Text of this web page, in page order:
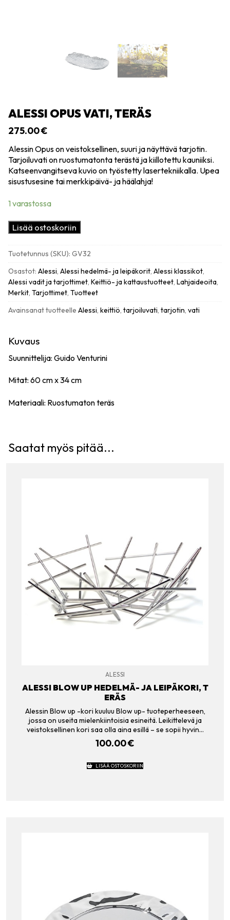
ALESSI OPUS VATI, TERÄS
275.00€
Alessin Opus on veistoksellinen, suuri ja näyttävä tarjotin.
Tarjoiluvati on ruostumatonta terästä ja kiillotettu kauniiksi.
Katseenvangitseva kuvio on työstetty lasertekniikalla. Upea
sisustusesine tai merkkipäivä- ja häälahja!
1 varastossa
Alessi
Opus
teräs
määrä
Lisää ostoskoriin
Tuotetunnus (SKU): GV32
Osastot: Alessi, Alessi hedelmä- ja leipäkorit, Alessi klassikot,
Alessi vadit ja tarjottimet, Keittiö- ja kattaustuotteet, Lahjaideoita,
Merkit, Tarjottimet, Tuotteet
Avainsanat tuotteelle Alessi, keittiö, tarjoiluvati, tarjotin, vati
Kuvaus
Suunnittelija: Guido Venturini
Mitat: 60 cm x 34 cm
Materiaali: Ruostumaton teräs
Saatat myös pitää...
ALESSI
ALESSI BLOW UP HEDELMÄ- JA LEIPÄKORI, T
ERÄS
Alessin Blow up -kori kuuluu Blow up- tuoteperheeseen,
jossa on useita mielenkiintoisia esineitä. Leikittelevä ja
veistoksellinen kori saa olla aina esillä – se sopii hyvin…
100.00€
LISÄÄ OSTOSKORIIN